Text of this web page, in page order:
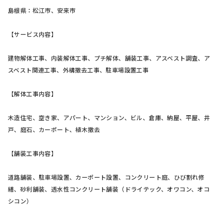
島根県：松江市、安来市
【サービス内容】
建物解体工事、内装解体工事、プチ解体、舗装工事、アスベスト調査、ア
スベスト関連工事、外構撤去工事、駐車場設置工事
【解体工事内容】
木造住宅、空き家、アパート、マンション、ビル、倉庫、納屋、平屋、井
戸、庭石、カーポート、植木撤去
【舗装工事内容】
道路舗装、駐車場設置、カーポート設置、コンクリート庭、ひび割れ修
繕、砂利舗装、透水性コンクリート舗装（ドライテック、オワコン、オコ
シコン）